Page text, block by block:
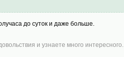
до суток и даже больше.
и узнаете много интересного.